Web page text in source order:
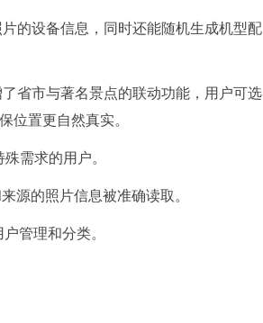
的设备信息，同时还能随机生成机型配
省市与著名景点的联动功能，用户可选
位置更自然真实。
需求的用户。
源的照片信息被准确读取。
管理和分类。